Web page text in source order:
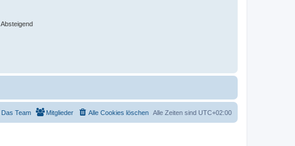
Absteigend
Alle Zeiten sind UTC+02:00
Alle Cookies löschen
Mitglieder
Das Team